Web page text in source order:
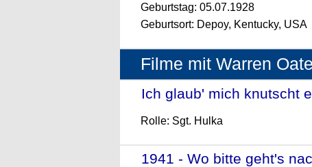
Geburtstag: 05.07.1928
Geburtsort: Depoy, Kentucky, USA
Filme mit Warren
Ich glaub' mich knutscht
Rolle: Sgt. Hulka
1941 - Wo bitte geht's